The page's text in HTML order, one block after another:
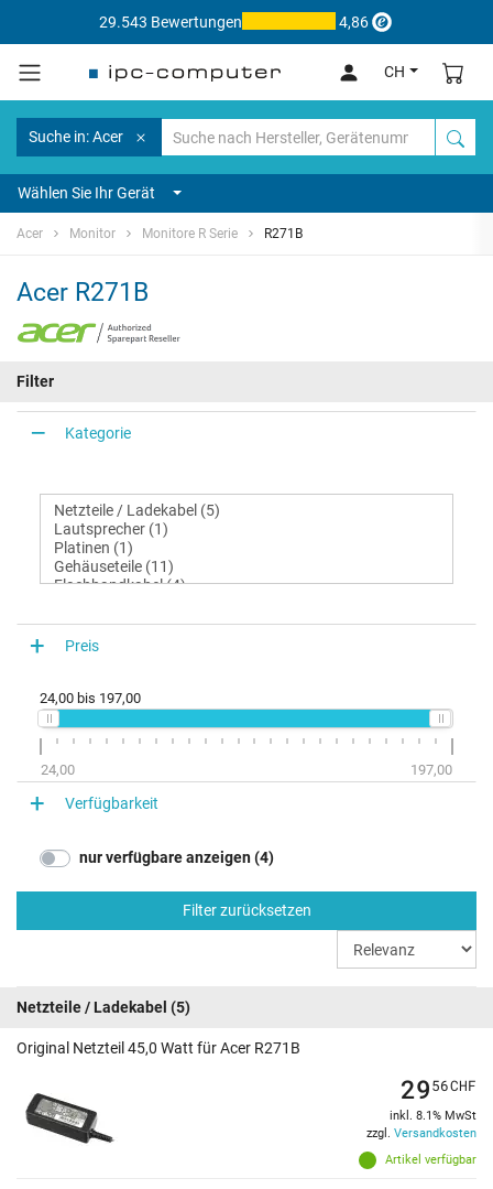
29.543 Bewertungen 4,86
CH
Suche in: Acer
Wählen Sie Ihr Gerät
Acer Monitor Monitore R Serie R271B
Acer R271B
Filter
Kategorie
Preis
24,00 bis 197,00
24,00 197,00
Verfügbarkeit
nur verfügbare anzeigen (4)
Filter zurücksetzen
Netzteile / Ladekabel (5)
Original Netzteil 45,0 Watt für Acer R271B
Artikel verfügbar
2956CHF
inkl. 8.1% MwSt
zzgl. Versandkosten